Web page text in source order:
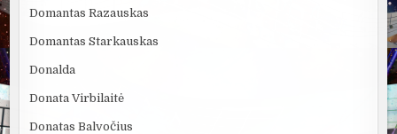
Domantas Razauskas
Domantas Starkauskas
Donalda
Donata Virbilaitė
Donatas Balvočius